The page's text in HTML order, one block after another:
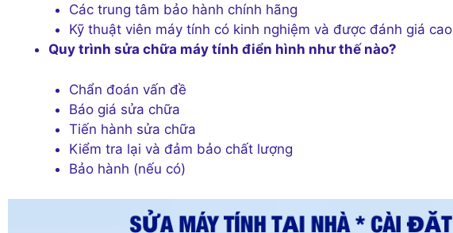
Các trung tâm bảo hành chính hãng
Kỹ thuật viên máy tính có kinh nghiệm và được đánh giá cao
Quy trình sửa chữa máy tính điển hình như thế nào?
Chẩn đoán vấn đề
Báo giá sửa chữa
Tiến hành sửa chữa
Kiểm tra lại và đảm bảo chất lượng
Bảo hành (nếu có)